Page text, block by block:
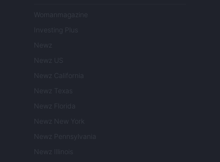
Womanmagazine
Investing Plus
Newz
Newz US
Newz California
Newz Texas
Newz Florida
Newz New York
Newz Pennsylvania
Newz Illinois